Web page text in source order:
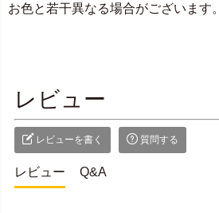
お色と若干異なる場合がございます。
レビュー
レビューを書く 質問する
レビュー Q&A